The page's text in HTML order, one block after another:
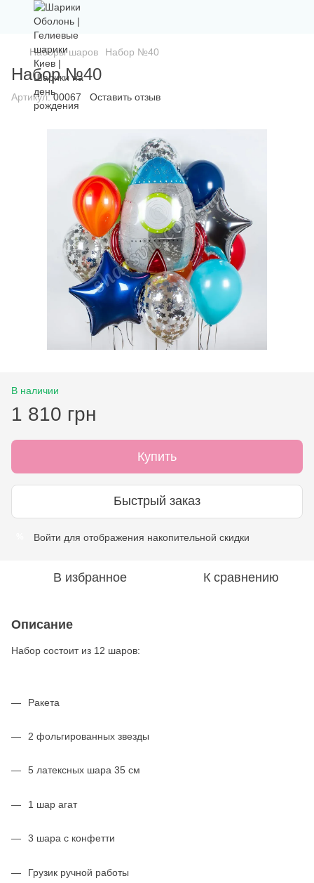
Наборы шаров Набор №40
Набор №40
Артикул:00067 Оставить отзыв
В наличии
1 810 грн
Купить
Быстрый заказ
Войти для отображения накопительной скидки
В избранное К сравнению
Описание
Набор состоит из 12 шаров:
Ракета
2 фольгированных звезды
5 латексных шара 35 см
1 шар агат
3 шара с конфетти
Грузик ручной работы